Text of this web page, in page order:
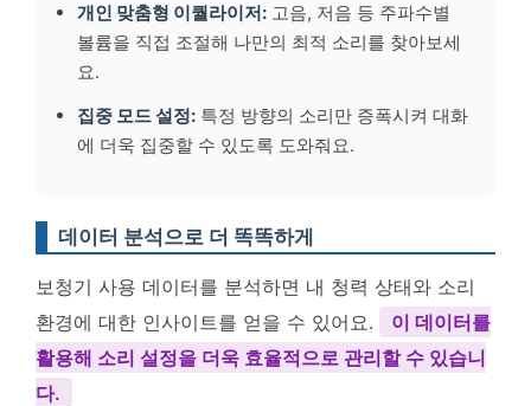
개인 맞춤형 이퀄라이저: 고음, 저음 등 주파수별
볼륨을 직접 조절해 나만의 최적 소리를 찾아보세
요.
집중 모드 설정: 특정 방향의 소리만 증폭시켜 대화
에 더욱 집중할 수 있도록 도와줘요.
데이터 분석으로 더 똑똑하게
보청기 사용 데이터를 분석하면 내 청력 상태와 소리
환경에 대한 인사이트를 얻을 수 있어요.
이 데이터를
활용해 소리 설정을 더욱 효율적으로 관리할 수 있습니
다.